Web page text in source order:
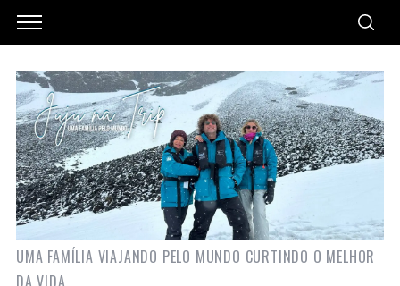
UMA FAMÍLIA VIAJANDO PELO MUNDO CURTINDO O MELHOR